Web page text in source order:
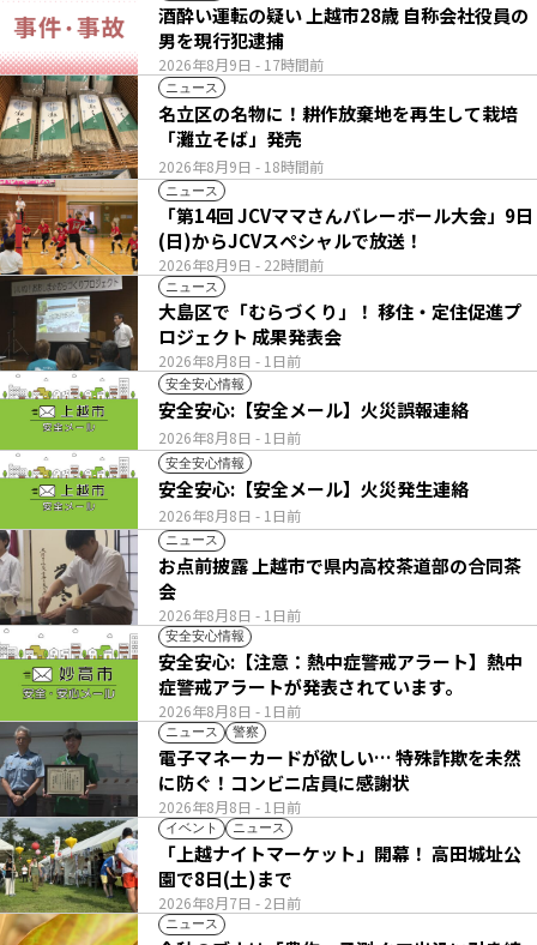
2026年8月9日 - 17時間前
酒酔い運転の疑い 上越市28歳 自称会社役員の
男を現行犯逮捕
ニュース
2026年8月9日 - 18時間前
名立区の名物に！耕作放棄地を再生して栽培
「灘立そば」発売
ニュース
2026年8月9日 - 22時間前
「第14回 JCVママさんバレーボール大会」9日
(日)からJCVスペシャルで放送！
ニュース
2026年8月8日 - 1日前
大島区で「むらづくり」！ 移住・定住促進プ
ロジェクト 成果発表会
安全安心情報
2026年8月8日 - 1日前
安全安心:【安全メール】火災誤報連絡
安全安心情報
2026年8月8日 - 1日前
安全安心:【安全メール】火災発生連絡
ニュース
2026年8月8日 - 1日前
お点前披露 上越市で県内高校茶道部の合同茶
会
安全安心情報
2026年8月8日 - 1日前
安全安心:【注意：熱中症警戒アラート】熱中
症警戒アラートが発表されています。
ニュース 警察
2026年8月8日 - 1日前
電子マネーカードが欲しい… 特殊詐欺を未然
に防ぐ！コンビニ店員に感謝状
イベント ニュース
2026年8月7日 - 2日前
「上越ナイトマーケット」開幕！ 高田城址公
園で8日(土)まで
ニュース